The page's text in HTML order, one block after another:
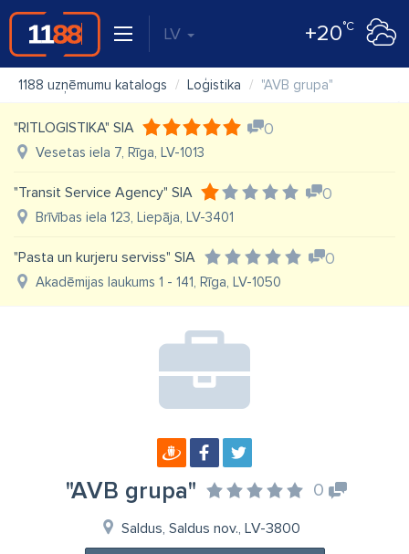
LV +20°C
1188 uzņēmumu katalogs Loģistika "AVB grupa"
"RITLOGISTIKA" SIA 0
Vesetas iela 7, Rīga, LV-1013
"Transit Service Agency" SIA 0
Brīvības iela 123, Liepāja, LV-3401
"Pasta un kurjeru serviss" SIA 0
Akadēmijas laukums 1 - 141, Rīga, LV-1050
"AVB grupa" 0
Saldus, Saldus nov., LV-3800